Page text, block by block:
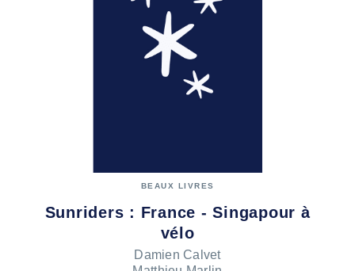
BEAUX LIVRES
Sunriders : France - Singapour à
vélo
Damien Calvet